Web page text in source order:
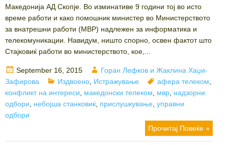
Македонија АД Скопје. Во изминативе 9 години тој во исто
време работи и како помошник министер во Министерството
за внатрешни работи (МВР) надлежен за информатика и
телекомуникации. Навидум, ништо спорно, освен фактот што
Стајковиќ работи во министерството, кое,...
Posted
on
September 16, 2015 Author
Горан Лефков и Жаклина Хаџи-
Зафирова
Categories
Издвоено Истражување Tags
афера телеком
конфликт на интереси
македонски телеком мвр надзорни
одбори
небојша станковиќ прислушкување управни
одбори
Прочитај Повеќе »